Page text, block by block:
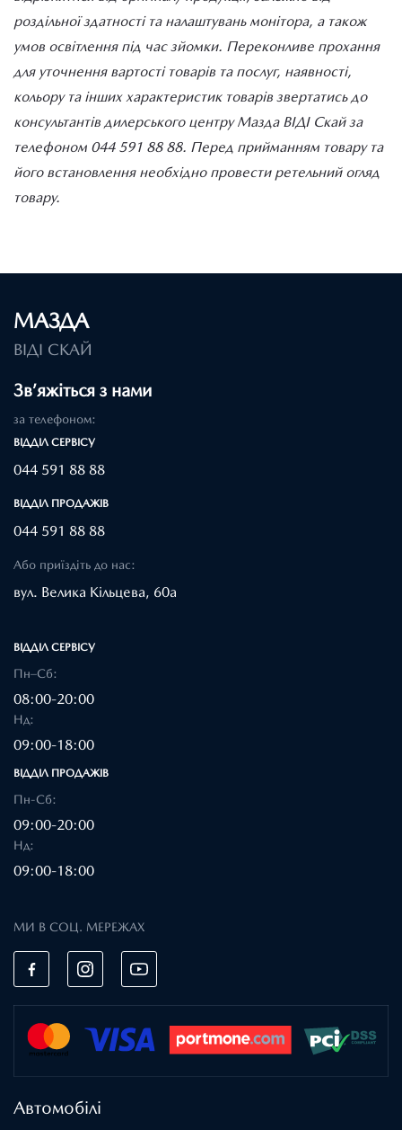
роздільної здатності та налаштувань монітора, а також
умов освітлення під час зйомки. Переконливе прохання
для уточнення вартості товарів та послуг, наявності,
кольору та інших характеристик товарів звертатись до
консультантів дилерського центру Мазда ВІДІ Скай за
телефоном 044 591 88 88. Перед прийманням товару та
його встановлення необхідно провести ретельний огляд
товару.
МАЗДА
ВІДІ СКАЙ
Зв’яжіться з нами
за телефоном:
ВІДДІЛ CЕРВІСУ
044 591 88 88
ВІДДІЛ ПРОДАЖІВ
044 591 88 88
Або приїздіть до нас:
вул. Велика Кільцева, 60а
ВІДДІЛ CЕРВІСУ
Пн–Сб:
08:00-20:00
Нд:
09:00-18:00
ВІДДІЛ ПРОДАЖІВ
Пн-Сб:
09:00-20:00
Нд:
09:00-18:00
МИ В СОЦ. МЕРЕЖАХ
Автомобілі